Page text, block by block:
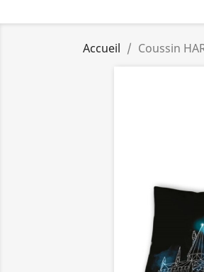
Accueil Coussin